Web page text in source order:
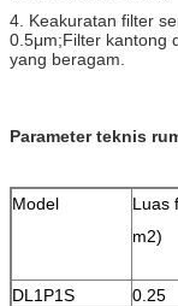
4. Keakuratan filter
0.5μm;Filter kantong
yang beragam.
Parameter teknis
Model
Luas
m2)
DL1P1S 0.25